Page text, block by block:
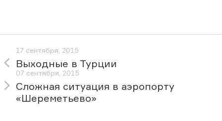
17 сентября, 2015
Выходные в Турции
07 сентября, 2015
Сложная ситуация в аэропорту
«Шереметьево»